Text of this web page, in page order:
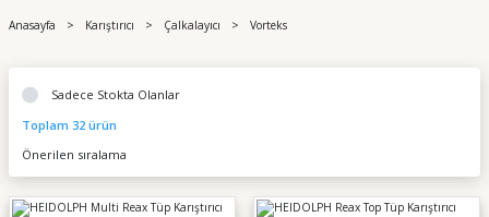
Anasayfa Karıştırıcı Çalkalayıcı Vorteks
Sadece Stokta Olanlar
Toplam 32 ürün